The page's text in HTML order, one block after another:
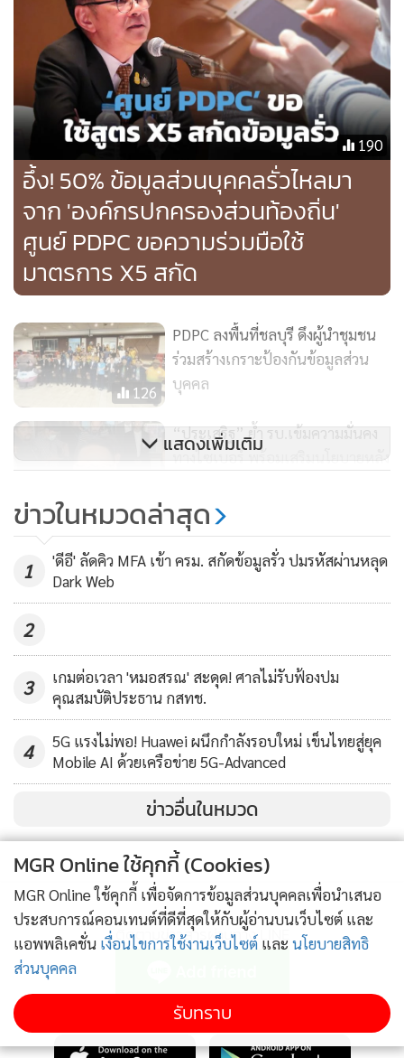
ปริญญา หอมเอนก ผู้เชี่ยวชาญด้านความมั่นคงปลอดภัย
ไซเบอร์ ประธานกรรมการบริหาร บริษัท เอซิส โปรเฟสชันนัล
เซ็นเตอร์ จำกัด
ในภาวะที่องค์กรไทยกำลังเร่งสู่การเปลี่ยนผ่านสู่ดิจิทัลและ
กระแส AI ยักษ์ใหญ่อย่าง Manage Engine จึงย้ำว่าไทยไม่ควร
ลืมปัจจัยด้านความเป็นส่วนตัวของข้อมูลและกฎระเบียบต่างๆ
นี่เองเป็นเหตุผลที่ Manage Engine ลงทุนสร้างศูนย์ข้อมูล
(Data Center) ของตัวเองและเสนอทางเลือกให้ลูกค้าสามารถติด
ตั้งระบบแบบ On-premise หรือใช้งานบนคลาวด์ได้ เพื่อให้
ข้อมูลของลูกค้าไม่ตกอยู่ภายใต้การดูแลของบริษัท AI อื่น และ
สร้างโมเดล AI ของตัวเองเพื่อความสบายใจขององค์กร
*** ตลาดไทยไปต่อ
สำหรับประเทศไทย Manage Engine มีพันธมิตรในไทย 2 รายที่
ทำงานร่วมกันมานาน และมี Reseller หรือบริษัท SI มากกว่า 10
รายในตลาด คาดว่าทีมเหล่านี้จะมีการขยายเพิ่มและแข็งแกร่ง
กับสถาบันการศึกษาเพื่อสร้างบุคลากรแห่งอนาคตจาก
ประเทศไทย และทำงานร่วมกับภาครัฐด้วย
“พฤติกรรมการนำไปใช้งานขององค์กรไทยที่เป็นลูกค้า Manage
ระบบเดิม และแบบเริ่มต้นใช้งานใหม่ (greenfield investment)
โดยบางองค์กรขนาดใหญ่ในไทยตัดสินใจเปลี่ยนระบบเดิม ขณะ
ที่ธุรกิจขนาดเล็กและขนาดกลาง เริ่มต้นใช้ Manage Engine
จากการเป็นเครื่องมือฟรี และเริ่มลงทุนเมื่อธุรกิจเติบโต” อรุณ
กล่าว
190
อึ้ง! 50% ข้อมูลส่วนบุคคลรั่วไหลมา
จาก 'องค์กรปกครองส่วนท้องถิ่น'
ศูนย์ PDPC ขอความร่วมมือใช้
มาตรการ X5 สกัด
126
PDPC ลงพื้นที่ชลบุรี ดึงผู้นำชุมชน
ร่วมสร้างเกราะป้องกันข้อมูลส่วน
บุคคล
“ประเสริฐ” ย้ำ รบ.เข้มความมั่นคง
ทางไซเบอร์ พร้อมเสริมนโยบายหลัง
ปตท.แกร่ง! ครองอันดับ 1 ในไทย
และ 2 ใน Southeast Asia เป็นปีที่
แสดงเพิ่มเติม
ข่าวในหมวดล่าสุด
1
'ดีอี' ลัดคิว MFA เข้า ครม. สกัดข้อมูลรั่ว ปมรหัสผ่านหลุด
Dark Web
2
3
เกมต่อเวลา 'หมอสรณ' สะดุด! ศาลไม่รับฟ้องปม
คุณสมบัติประธาน กสทช.
4
5G แรงไม่พอ! Huawei ผนึกกำลังรอบใหม่ เข็นไทยสู่ยุค
Mobile AI ด้วยเครือข่าย 5G-Advanced
ข่าวอื่นในหมวด
ติดตามข่าวสารผ่านทาง LINE
MGR Online Application
MGR Online ใช้คุกกี้ (Cookies)
MGR Online ใช้คุกกี้ เพื่อจัดการข้อมูลส่วนบุคคลเพื่อนำเสนอ
ประสบการณ์คอนเทนต์ที่ดีที่สุดให้กับผู้อ่านบนเว็บไซต์ และ
แอพพลิเคชั่น เงื่อนไขการใช้งานเว็บไซต์ และ นโยบายสิทธิ
ส่วนบุคคล
รับทราบ